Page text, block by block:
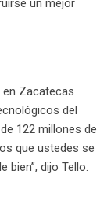
un mejor
en Zacatecas
del
122 millones de
que ustedes se
bien”, dijo Tello.